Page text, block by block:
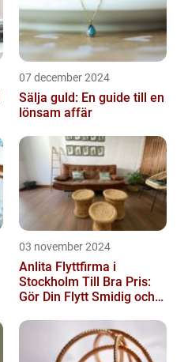
07 december 2024
Sälja guld: En guide till en
lönsam affär
03 november 2024
Anlita Flyttfirma i
Stockholm Till Bra Pris:
Gör Din Flytt Smidig och